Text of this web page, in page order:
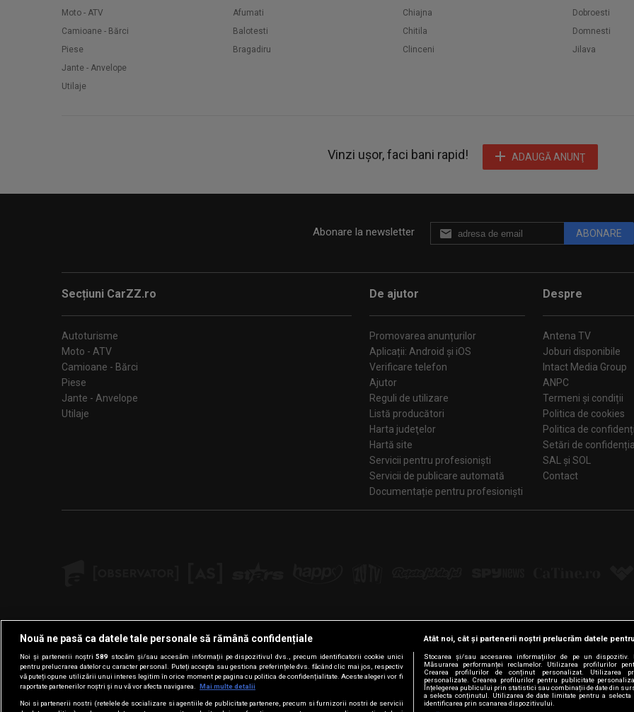
Moto - ATV
Camioane - Bărci
Piese
Jante - Anvelope
Utilaje
Afumati
Balotesti
Bragadiru
Chiajna
Chitila
Clinceni
Dobroesti
Domnesti
Jilava
Vinzi ușor, faci bani rapid! ADAUGĂ ANUNŢ
Abonare la newsletter ABONARE
Secțiuni CarZZ.ro
Autoturisme
Moto - ATV
Camioane - Bărci
Piese
Jante - Anvelope
Utilaje
De ajutor
Promovarea anunțurilor
Aplicații: Android și iOS
Verificare telefon
Ajutor
Reguli de utilizare
Listă producători
Harta judeţelor
Hartă site
Servicii pentru profesioniști
Servicii de publicare automată
Documentație pentru profesioniști
Despre
Antena TV
Joburi disponibile
Intact Media Group
ANPC
Termeni și condiții
Politica de cookies
Politica de
Setări de
SAL și SOL
Contact
Urmărește-ne pe:
FacebookLinkedInYouTubeInstagramPinterestTiktok
Nouă ne pasă ca datele tale personale să rămână confidențiale
Noi și partenerii noștri589 stocăm și/sau accesăm informații pe dispozitivul dvs., precum identificatorii cookie unici
pentru prelucrarea datelor cu caracter personal. Puteți accepta sau gestiona preferințele dvs. făcând clic mai jos, respectiv
vă puteți opune utilizării unui interes legitim în orice moment pe pagina cu politica de confidențialitate. Aceste alegeri vor fi
raportate partenerilor noștri și nu vă vor afecta navigarea.
Mai multe detalii
Noi si partenerii nostri (retelele de socializare si agentiile de publicitate partenere, precum si furnizorii nostri de servicii
Atât noi, cât și partenerii noștri prelucrăm datele
Stocarea și/sau accesarea informațiilor de pe un dispozitiv.
Măsurarea performanței reclamelor. Utilizarea profilurilor
Crearea profilurilor de conținut personalizat. Utilizarea
personalizate. Crearea profilurilor pentru publicitate
Înțelegerea publicului prin statistici sau combinații de date din
a selecta conținutul. Utilizarea de date limitate pentru a selecta
identificarea prin scanarea dispozitivului.